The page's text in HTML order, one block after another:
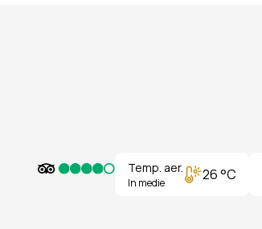
Temp. aer.
In medie 26 °C